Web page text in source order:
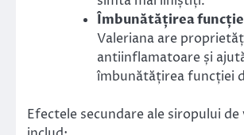
Îmbunătățirea
Valeriana are
antiinflamatoare și
îmbunătățirea funcției
Efectele secundare ale siropului de